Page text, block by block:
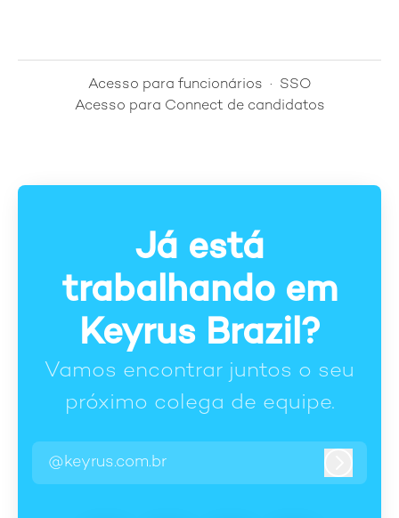
Acesso para funcionários · SSO
Acesso para Connect de candidatos
Já está
trabalhando em
Keyrus Brazil?
Vamos encontrar juntos o seu
próximo colega de equipe.
@keyrus.com.br